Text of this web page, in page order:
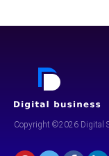
Copyright ©2026 Digital